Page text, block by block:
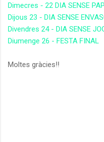
Dimecres - 22 DIA SENSE
Dijous 23 - DIA SENSE
Divendres 24 - DIA SENSE
Diumenge 26 - FESTA FINAL
Moltes gràcies!!